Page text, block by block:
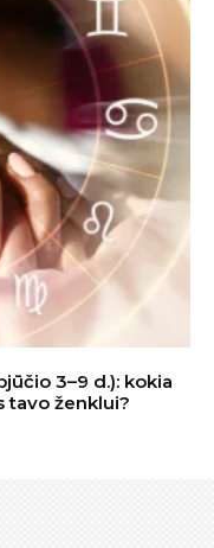
3–9 d.): kokia
tavo ženklui?